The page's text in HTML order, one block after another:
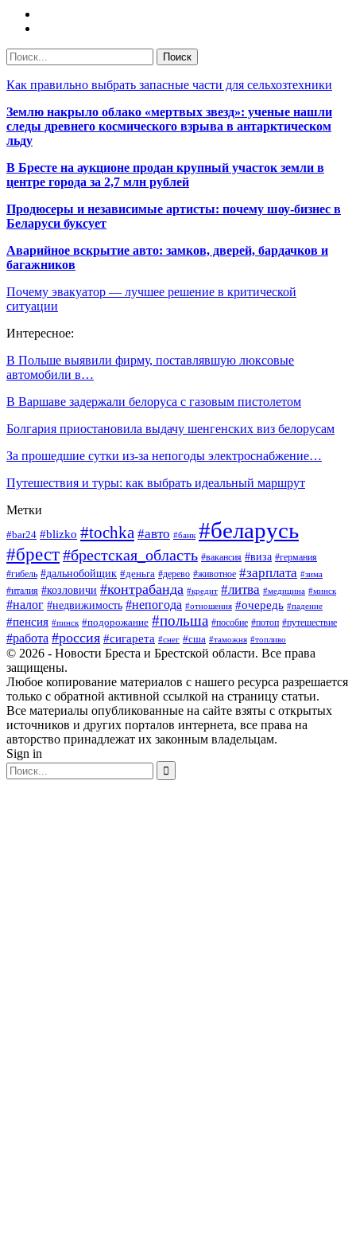
Как правильно выбрать запасные части для сельхозтехники
Землю накрыло облако «мертвых звезд»: ученые нашли
следы древнего космического взрыва в антарктическом
льду
В Бресте на аукционе продан крупный участок земли в
центре города за 2,7 млн рублей
Продюсеры и независимые артисты: почему шоу-бизнес в
Беларуси буксует
Аварийное вскрытие авто: замков, дверей, бардачков и
багажников
Почему эвакуатор — лучшее решение в критической
ситуации
Интересное:
В Польше выявили фирму, поставлявшую люксовые
автомобили в…
В Варшаве задержали белоруса с газовым пистолетом
Болгария приостановила выдачу шенгенских виз белорусам
За прошедшие сутки из-за непогоды электроснабжение…
Путешествия и туры: как выбрать идеальный маршрут
Метки
#bar24 #blizko #tochka #авто #банк #беларусь
#брест#брестская_область #вакансия #виза #германия
#гибель #дальнобойщик #деньга #дерево #животное #зарплата #зима
#италия #козловичи #контрабанда #кредит #литва #медицина #минск
#налог #недвижимость #непогода #отношения #очередь #падение
#пенсия #пинск #подорожание #польша #пособие #потоп #путешествие
#работа #россия #сигарета #снег #сша #таможня #топливо
© 2026 - Новости Бреста и Брестской области. Все права
защищены.
Любое копирование материалов с нашего ресурса разрешается
только с обратной активной ссылкой на страницу статьи.
Все материалы опубликованные на сайте взяты с открытых
источников и других порталов интернета, все права на
авторство принадлежат их законным владельцам.
Sign in